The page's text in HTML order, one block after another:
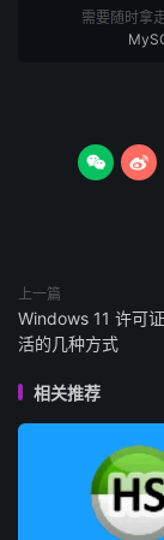
需要随时拿
 
上一篇
Windows 11 许可
活的几种方式
相关推荐